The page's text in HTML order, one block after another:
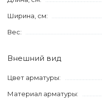
Ширина, см:
Вес:
Внешний вид
Цвет арматуры:
Материал арматуры: